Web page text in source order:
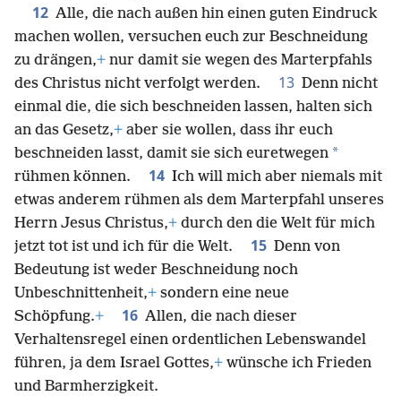
12 Alle, die nach außen hin einen guten Eindruck
machen wollen, versuchen euch zur Beschneidung
zu drängen,+ nur damit sie wegen des Marterpfahls
des Christus nicht verfolgt werden.
13 Denn nicht
einmal die, die sich beschneiden lassen, halten sich
an das Gesetz,+ aber sie wollen, dass ihr euch
beschneiden lasst, damit sie sich euretwegen *
rühmen können. 14 Ich will mich aber niemals mit
etwas anderem rühmen als dem Marterpfahl unseres
Herrn Jesus Christus,+ durch den die Welt für mich
jetzt tot ist und ich für die Welt.
15 Denn von
Bedeutung ist weder Beschneidung noch
Unbeschnittenheit,+ sondern eine neue
Schöpfung.+ 16 Allen, die nach dieser
Verhaltensregel einen ordentlichen Lebenswandel
führen, ja dem Israel Gottes,+ wünsche ich Frieden
und Barmherzigkeit.